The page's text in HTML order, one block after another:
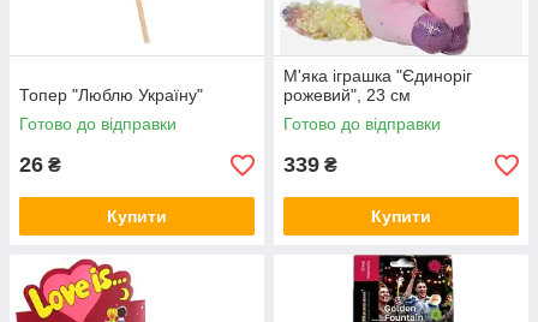
Топер "Люблю Україну"
Готово до відправки
26 ₴
Купити
М'яка іграшка "Єдиноріг
рожевий", 23 см
Готово до відправки
339 ₴
Купити